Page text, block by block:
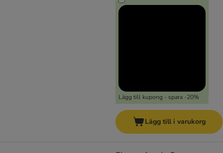
Lägg till kupong - spara -20%
Lägg till i varukorg